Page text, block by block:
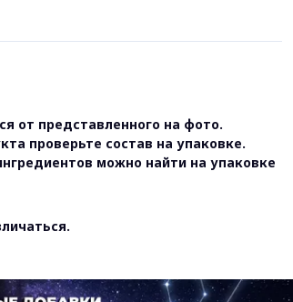
от представленного на фото.
проверьте состав на упаковке.
можно найти на упаковке